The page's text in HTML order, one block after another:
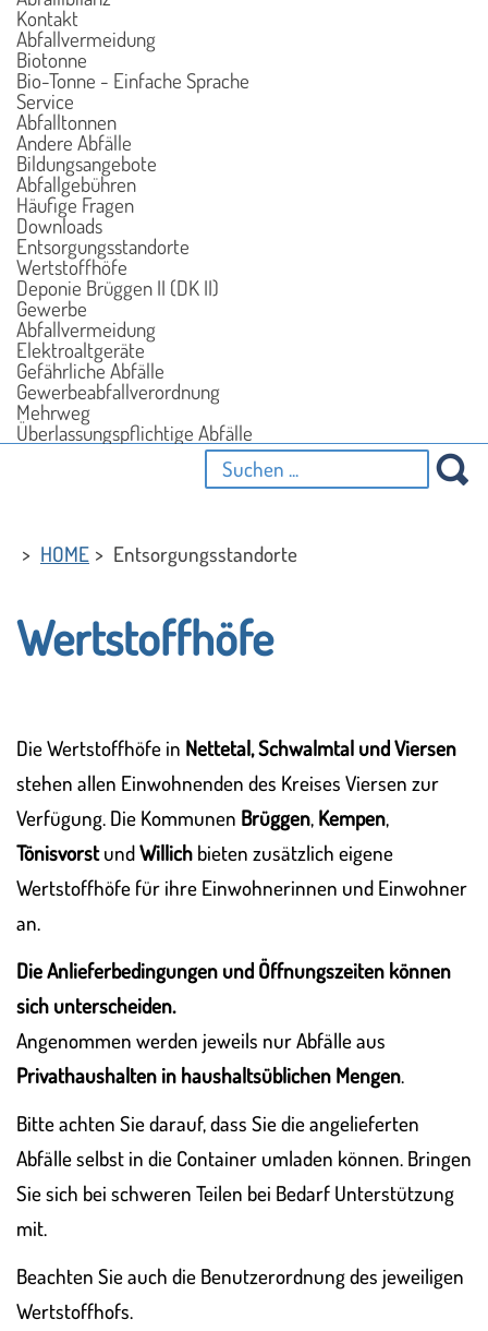
Kontakt
Abfallvermeidung
Biotonne
Bio-Tonne - Einfache Sprache
Service
Abfalltonnen
Andere Abfälle
Bildungsangebote
Abfallgebühren
Häufige Fragen
Downloads
Entsorgungsstandorte
Wertstoffhöfe
Deponie Brüggen II (DK II)
Gewerbe
Abfallvermeidung
Elektroaltgeräte
Gefährliche Abfälle
Gewerbeabfallverordnung
Mehrweg
Überlassungspflichtige Abfälle
HOME Entsorgungsstandorte
Wertstoffhöfe
Die Wertstoffhöfe in Nettetal, Schwalmtal und Viersen
stehen allen Einwohnenden des Kreises Viersen zur
Verfügung. Die Kommunen Brüggen, Kempen,
TönisvorstundWillich bieten zusätzlich eigene
Wertstoffhöfe für ihre Einwohnerinnen und Einwohner
an.
Die Anlieferbedingungen und Öffnungszeiten können
sich unterscheiden.
Angenommen werden jeweils nur Abfälle aus
Privathaushalten in haushaltsüblichen Mengen.
Bitte achten Sie darauf, dass Sie die angelieferten
Abfälle selbst in die Container umladen können. Bringen
Sie sich bei schweren Teilen bei Bedarf Unterstützung
mit.
Beachten Sie auch die Benutzerordnung des jeweiligen
Wertstoffhofs.